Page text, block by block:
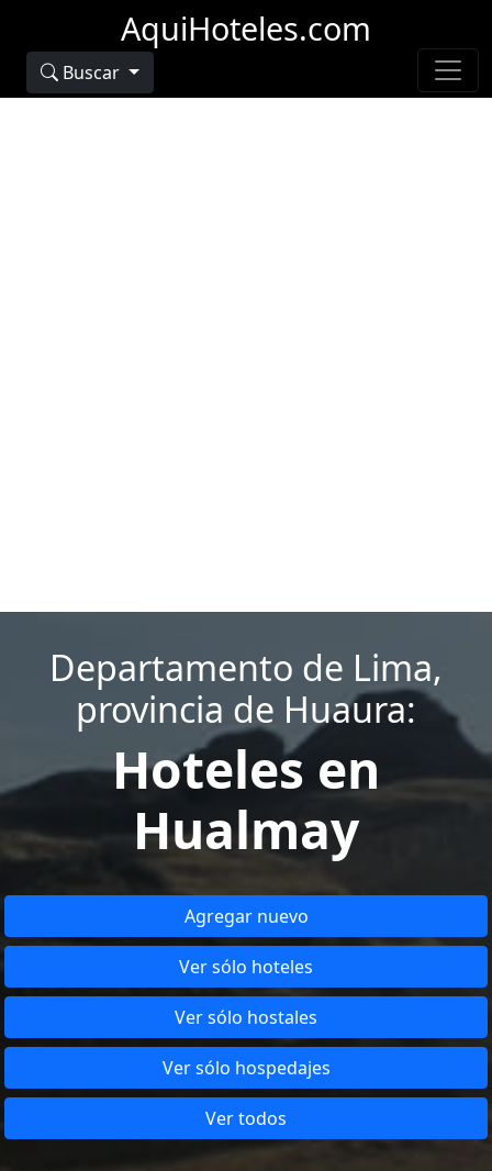
AquiHoteles.com
Buscar
Departamento de Lima,
provincia de Huaura:
Hoteles en
Hualmay
Agregar nuevo
Ver sólo hoteles
Ver sólo hostales
Ver sólo hospedajes
Ver todos